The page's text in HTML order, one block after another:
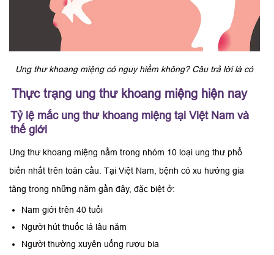
Ung thư khoang miệng có nguy hiểm không? Câu trả lời là có
Thực trạng ung thư khoang miệng hiện nay
Tỷ lệ mắc ung thư khoang miệng tại Việt Nam và
thế giới
Ung thư khoang miệng nằm trong nhóm 10 loại ung thư phổ
biến nhất trên toàn cầu. Tại Việt Nam, bệnh có xu hướng gia
tăng trong những năm gần đây, đặc biệt ở:
Nam giới trên 40 tuổi
Người hút thuốc lá lâu năm
Người thường xuyên uống rượu bia